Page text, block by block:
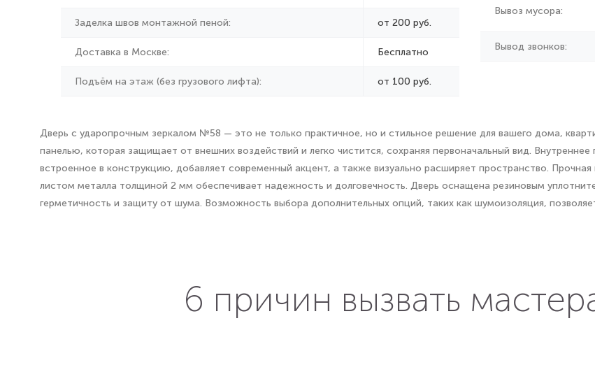
Заделка швов монтажной пеной: от 200 руб.
Доставка в Москве: Бесплатно
Подъём на этаж (без грузового лифта): от 100 руб.
Вывоз мусора:
Вывод звонков:
Дверь с ударопрочным зеркалом №58 — это не только практичное, но и стильное решение для вашего дома,
панелью, которая защищает от внешних воздействий и легко чистится, сохраняя первоначальный вид.
встроенное в конструкцию, добавляет современный акцент, а также визуально расширяет пространство.
листом металла толщиной 2 мм обеспечивает надежность и долговечность. Дверь оснащена резиновым
герметичность и защиту от шума. Возможность выбора дополнительных опций, таких как шумоизоляция,
6 причин вызвать